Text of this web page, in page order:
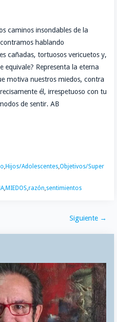
caminos insondables de la
hablando
cañadas, tortuosos vericuetos y,
equivale? Representa la eterna
motiva nuestros miedos, contra
él, irrespetuoso con tu
de sentir. AB
Hijos/Adolescentes, Objetivos/Super
, MIEDOS razón sentimientos
Siguiente →